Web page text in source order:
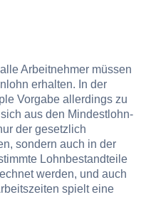
Arbeitnehmer müssen
erhalten. In der
Vorgabe allerdings zu
aus den Mindestlohn-
der gesetzlich
sondern auch in der
Lohnbestandteile
werden, und auch
spielt eine